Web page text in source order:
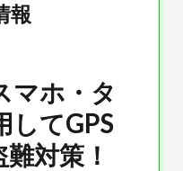
報
マホ・タ
してGPS
対策！